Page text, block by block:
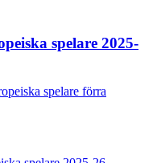
spelare 2025-
spelare förra